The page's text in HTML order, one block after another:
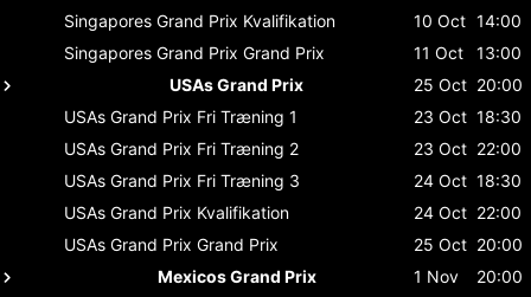
Singapores Grand Prix Kvalifikation 10 Oct 14:00
Singapores Grand Prix Grand Prix 11 Oct
13:00
USAs Grand Prix
25 Oct 20:00
USAs Grand Prix Fri Træning 1 23 Oct 18:30
USAs Grand Prix Fri Træning 2 23 Oct 22:00
USAs Grand Prix Fri Træning 3 24 Oct 18:30
USAs Grand Prix Kvalifikation 24 Oct 22:00
USAs Grand Prix Grand Prix 25 Oct 20:00
Mexicos Grand Prix
1 Nov 20:00